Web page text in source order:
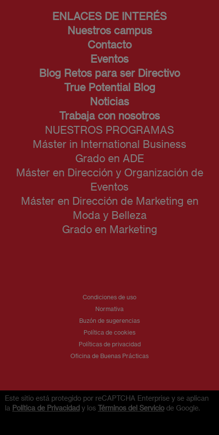
ENLACES DE INTERÉS
Nuestros campus
Contacto
Eventos
Blog Retos para ser Directivo
True Potential Blog
Noticias
Trabaja con nosotros
NUESTROS PROGRAMAS
Máster in International Business
Grado en ADE
Máster en Dirección y Organización de
Eventos
Máster en Dirección de Marketing en
Moda y Belleza
Grado en Marketing
Condiciones de uso
Normativa
Buzón de sugerencias
Política de cookies
Políticas de privacidad
Oficina de Buenas Prácticas
Este sitio está protegido por reCAPTCHA Enterprise y se aplican
la Política de Privacidad y los Términos del Serviciode Google.